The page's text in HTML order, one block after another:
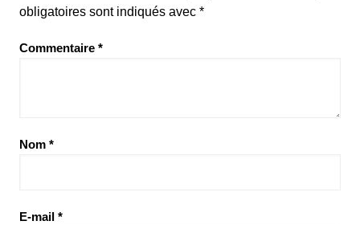
obligatoires sont indiqués avec *
Commentaire *
Nom *
E-mail *